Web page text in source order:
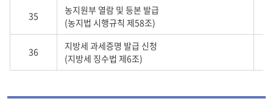
35
농지원부 열람 및 등본 발급
(농지법 시행규칙 제58조)
36
지방세 과세증명 발급 신청
(지방세 징수법 제6조)